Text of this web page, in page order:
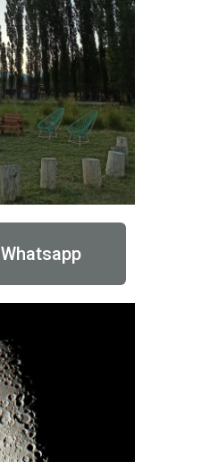
Whatsapp